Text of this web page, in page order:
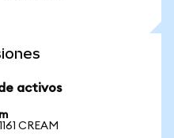
activos
CREAM